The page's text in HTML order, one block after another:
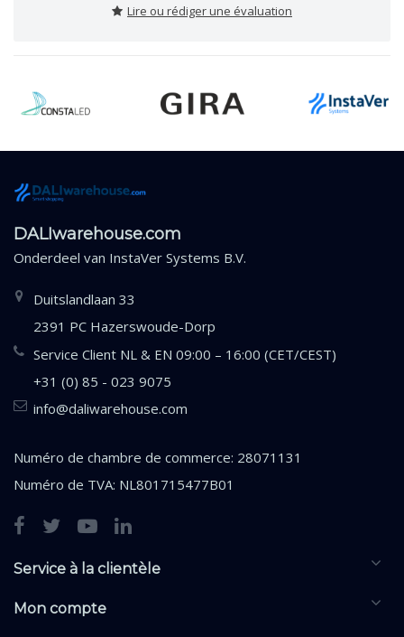
Lire ou rédiger une évaluation
DALIwarehouse.com
Onderdeel van InstaVer Systems B.V.
Duitslandlaan 33
2391 PC Hazerswoude-Dorp
Service Client NL & EN 09:00 – 16:00 (CET/CEST)
+31 (0) 85 - 023 9075
info@daliwarehouse.com
Numéro de chambre de commerce: 28071131
Numéro de TVA: NL801715477B01
Service à la clientèle
Mon compte